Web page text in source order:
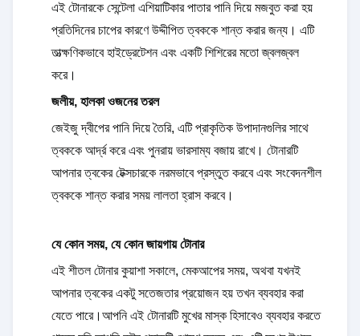
এই টোনারকে সেন্টেলা এশিয়াটিকার পাতার পানি দিয়ে মজবুত করা হয়
প্রতিদিনের চাপের কারণে উদ্দীপিত ত্বককে শান্ত করার জন্য। এটি
তাত্ক্ষণিকভাবে হাইড্রেটেশন এবং একটি শিশিরের মতো জ্বলজ্বল
করে।
জলীয়, হালকা ওজনের তরল
জেইজু দ্বীপের পানি দিয়ে তৈরি, এটি প্রাকৃতিক উপাদানগুলির সাথে
ত্বককে আর্দ্র করে এবং পুনরায় ভারসাম্য বজায় রাখে। টোনারটি
আপনার ত্বকের টেক্সচারকে নরমভাবে প্রস্তুত করবে এবং সংবেদনশীল
ত্বককে শান্ত করার সময় লালতা হ্রাস করবে।
যে কোন সময়, যে কোন জায়গায় টোনার
এই শীতল টোনার কুয়াশা সকালে, মেকআপের সময়, অথবা যখনই
আপনার ত্বকের একটু সতেজতার প্রয়োজন হয় তখন ব্যবহার করা
যেতে পারে।আপনি এই টোনারটি মুখের মাস্ক হিসাবেও ব্যবহার করতে